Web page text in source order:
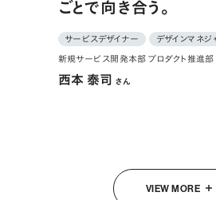
ごとで向き合う。
サービスデザイナー
デザインマネジ
新規サービス開発本部 プロダクト推進部
西本 泰司さん
VIEW MORE